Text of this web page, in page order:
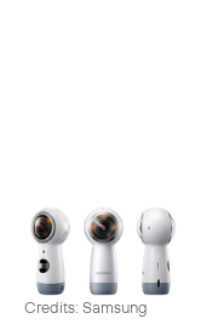
Credits: Samsung